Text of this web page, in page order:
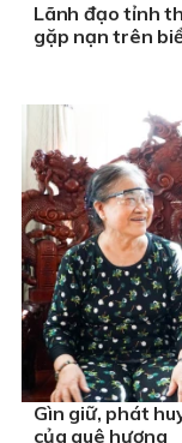
Lãnh đạo tỉnh
gặp nạn trên
Gìn giữ, phát
của quê hương